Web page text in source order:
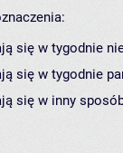
się w tygodnie
się w tygodnie
się w inny